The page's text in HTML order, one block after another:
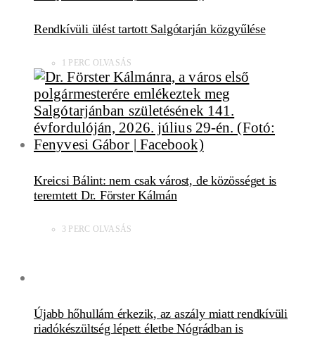
Rendkívüli ülést tartott Salgótarján közgyűlése
1 PERC OLVASÁS
Kreicsi Bálint: nem csak várost, de közösséget is
teremtett Dr. Förster Kálmán
3 PERC OLVASÁS
Újabb hőhullám érkezik, az aszály miatt rendkívüli
riadókészültség lépett életbe Nógrádban is